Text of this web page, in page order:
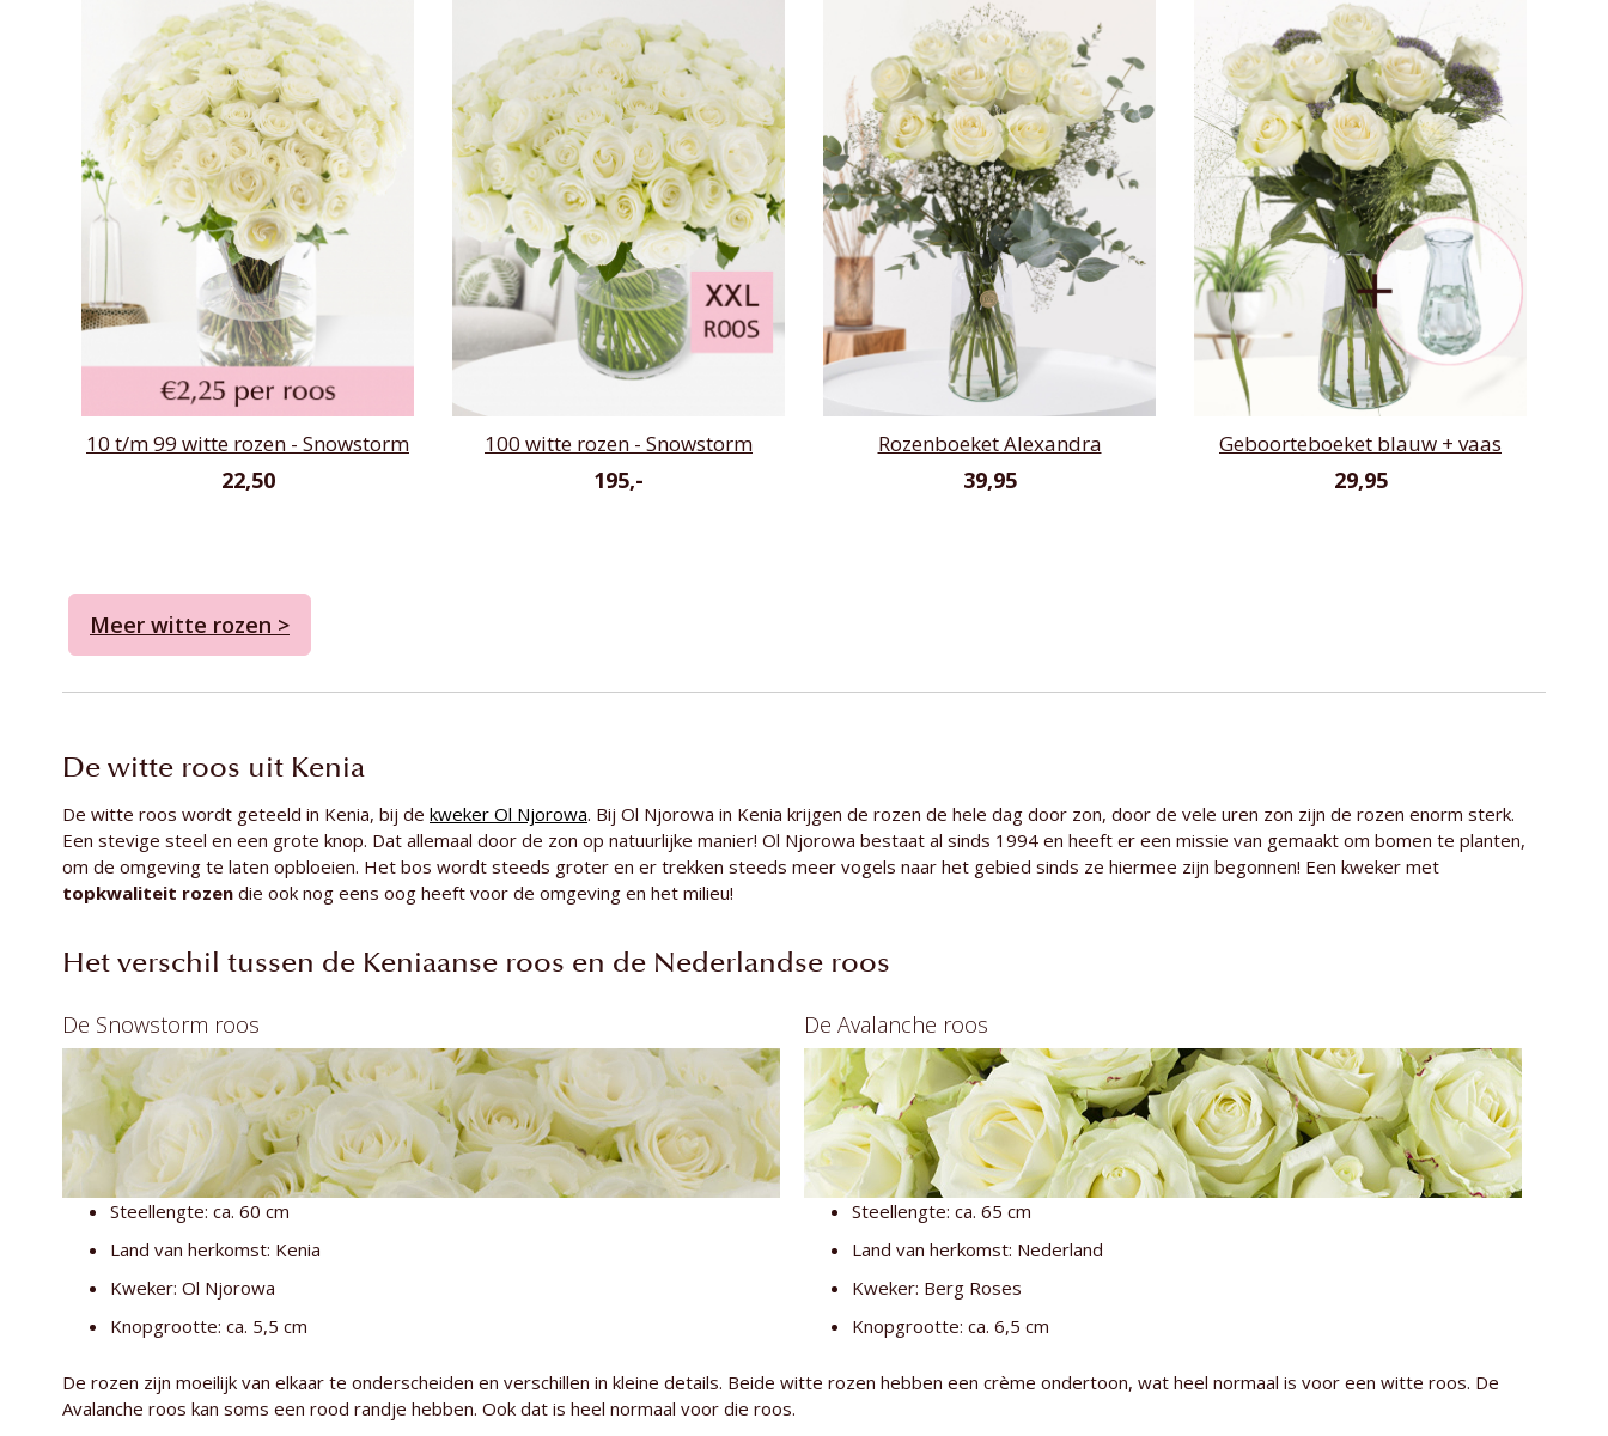
10 t/m 99 witte rozen - Snowstorm
22,50
100 witte rozen - Snowstorm
195,-
Rozenboeket Alexandra
39,95
Geboorteboeket blauw + vaas
29,95
Meer witte rozen >
De witte roos uit Kenia
De witte roos wordt geteeld in Kenia, bij de kweker Ol Njorowa. Bij Ol Njorowa in Kenia krijgen de rozen de hele dag door zon, door de vele uren zon zijn de rozen enorm sterk.
Een stevige steel en een grote knop. Dat allemaal door de zon op natuurlijke manier! Ol Njorowa bestaat al sinds 1994 en heeft er een missie van gemaakt om bomen te planten,
om de omgeving te laten opbloeien. Het bos wordt steeds groter en er trekken steeds meer vogels naar het gebied sinds ze hiermee zijn begonnen! Een kweker met
topkwaliteit rozen die ook nog eens oog heeft voor de omgeving en het milieu!
Het verschil tussen de Keniaanse roos en de Nederlandse roos
De Snowstorm roos
Steellengte: ca. 60 cm
Land van herkomst: Kenia
Kweker: Ol Njorowa
Knopgrootte: ca. 5,5 cm
De Avalanche roos
Steellengte: ca. 65 cm
Land van herkomst: Nederland
Kweker: Berg Roses
Knopgrootte: ca. 6,5 cm
De rozen zijn moeilijk van elkaar te onderscheiden en verschillen in kleine details. Beide witte rozen hebben een crème ondertoon, wat heel normaal is voor een witte roos. De
Avalanche roos kan soms een rood randje hebben. Ook dat is heel normaal voor die roos.